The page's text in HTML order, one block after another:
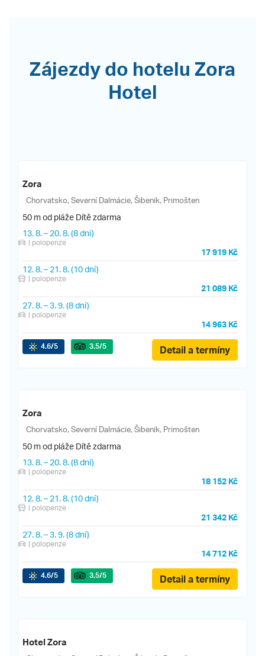
Zájezdy do hotelu Zora
Hotel
Zora
Chorvatsko, Severní Dalmácie, Šibenik, Primošten
50 m od pláže Dítě zdarma
13. 8.– 20. 8.(8 dní)
| polopenze
17 919 Kč
12. 8.– 21. 8.(10 dní)
| polopenze
21 089 Kč
27. 8.–3. 9.(8 dní)
| polopenze
14 963 Kč
4.6/5 3.5/5 Detail a termíny
Zora
Chorvatsko, Severní Dalmácie, Šibenik, Primošten
50 m od pláže Dítě zdarma
13. 8.– 20. 8.(8 dní)
| polopenze
18 152 Kč
12. 8.– 21. 8.(10 dní)
| polopenze
21 342 Kč
27. 8.–3. 9.(8 dní)
| polopenze
14 712 Kč
4.6/5 3.5/5 Detail a termíny
Hotel Zora